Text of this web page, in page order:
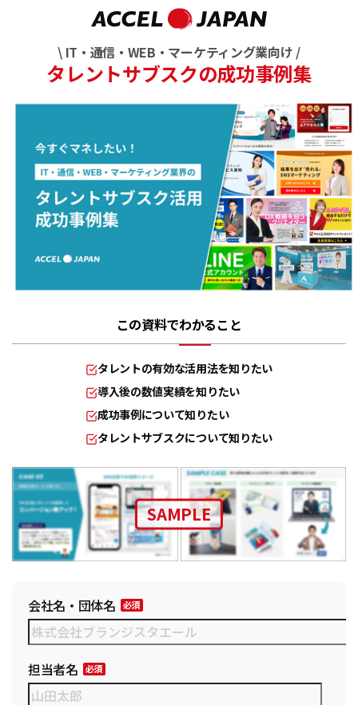
\ IT・通信・WEB・マーケティング業向け /
タレントサブスクの成功事例集
この資料でわかること
タレントの有効な活用法を知りたい
導入後の数値実績を知りたい
成功事例について知りたい
タレントサブスクについて知りたい
SAMPLE
会社名・団体名
担当者名